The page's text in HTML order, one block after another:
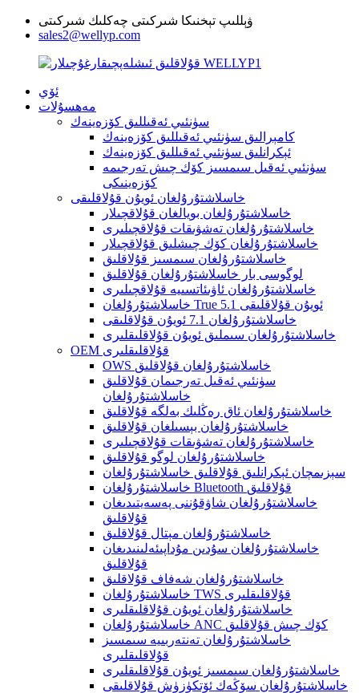
ۋېللىپ تېخنىكا شىركىتى چەكلىك شىركىتى
sales2@wellyp.com
ئۆي
مەھسۇلات
سۈنئىي ئەقىللىق كۆزەينەك
كامېرالىق سۈنئىي ئەقىللىق كۆزەينەك
ئېكرانلىق سۈنئىي ئەقىللىق كۆزەينەك
سۈنئىي ئەقىل سىمسىز كۆك چىش تەرجىمە
كۆزەينىكى
خاسلاشتۇرۇلغان ئويۇن قۇلاقلىقى
خاسلاشتۇرۇلغان بويالغان قۇلاقچىلار
خاسلاشتۇرۇلغان تەشۋىقات قۇلاقچىلىرى
خاسلاشتۇرۇلغان كۆك چىشلىق قۇلاقچىلار
خاسلاشتۇرۇلغان سىمسىز قۇلاقلىق
لوگوسى بار خاسلاشتۇرۇلغان قۇلاقلىق
خاسلاشتۇرۇلغان ئاۋىئاتسىيە قۇلاقچىلىرى
خاسلاشتۇرۇلغان True 5.1 ئويۇن قۇلاقلىقى
خاسلاشتۇرۇلغان 7.1 ئويۇن قۇلاقلىقى
خاسلاشتۇرۇلغان سىملىق ئويۇن قۇلاقلىقلىرى
OEM قۇلاقلىقلىرى
OWS خاسلاشتۇرۇلغان قۇلاقلىق
سۈنئىي ئەقىل تەرجىمان قۇلاقلىق
خاسلاشتۇرۇلغان
خاسلاشتۇرۇلغان ئاق رەڭلىك بەلگە قۇلاقلىق
خاسلاشتۇرۇلغان بېسىلغان قۇلاقلىق
خاسلاشتۇرۇلغان تەشۋىقات قۇلاقچىلىرى
خاسلاشتۇرۇلغان لوگو قۇلاقلىق
سېزىمچان ئېكرانلىق قۇلاقلىق خاسلاشتۇرۇلغان
خاسلاشتۇرۇلغان Bluetooth قۇلاقلىق
خاسلاشتۇرۇلغان شاۋقۇننى پەسەيتىدىغان
قۇلاقلىق
خاسلاشتۇرۇلغان مېتال قۇلاقلىق
خاسلاشتۇرۇلغان سۇدىن مۇداپىئەلىنىدىغان
قۇلاقلىق
خاسلاشتۇرۇلغان شەفاف قۇلاقلىق
خاسلاشتۇرۇلغان TWS قۇلاقلىقلىرى
خاسلاشتۇرۇلغان ئويۇن قۇلاقلىقلىرى
خاسلاشتۇرۇلغان ANC كۆك چىش قۇلاقلىق
خاسلاشتۇرۇلغان تەنتەربىيە سىمسىز
قۇلاقلىقلىرى
خاسلاشتۇرۇلغان سىمسىز ئويۇن قۇلاقلىقلىرى
خاسلاشتۇرۇلغان سۆڭەك ئۆتكۈزۈش قۇلاقلىقى